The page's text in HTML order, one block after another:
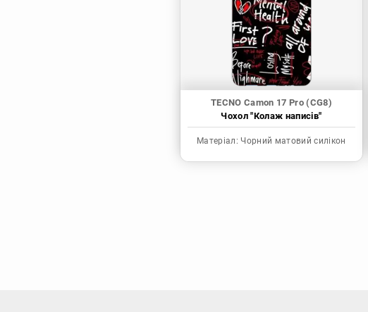
TECNO Camon 17 Pro (CG8)
Чохол "Колаж написів"
Матеріал: Чорний матовий силікон